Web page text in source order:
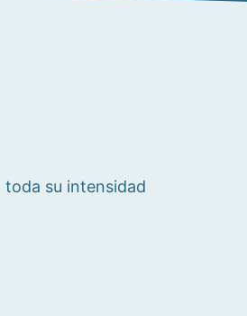
toda su intensidad